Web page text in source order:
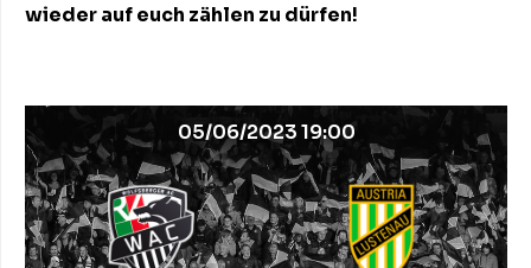
wieder auf euch zählen zu dürfen!
05/06/2023 19:00